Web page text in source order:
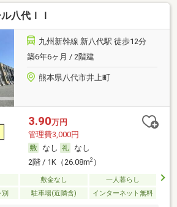
八代ＩＩ
九州新幹線 新八代駅 徒歩12分
築6年6ヶ月 / 2階建
熊本県八代市井上町
3.90万円
管理費3,000円
なし
なし
2階 / 1K（26.08m2）
敷金なし
一人暮らし
別
駐車場(近隣含) インターネット無料